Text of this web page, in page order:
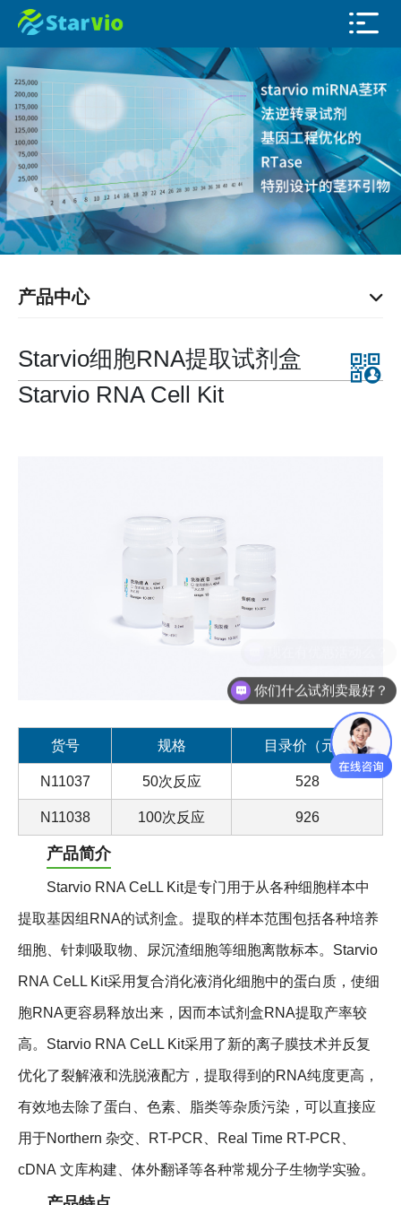
产品中心
Starvio细胞RNA提取试剂盒
Starvio RNA Cell Kit
货号 规格 目录价（元）
N11037 50次反应 528
N11038 100次反应 926
产品简介
Starvio RNA CeLL Kit是专门用于从各种细胞样本中
提取基因组RNA的试剂盒。提取的样本范围包括各种培养
细胞、针刺吸取物、尿沉渣细胞等细胞离散标本。Starvio
RNA CeLL Kit采用复合消化液消化细胞中的蛋白质，使细
胞RNA更容易释放出来，因而本试剂盒RNA提取产率较
高。Starvio RNA CeLL Kit采用了新的离子膜技术并反复
优化了裂解液和洗脱液配方，提取得到的RNA纯度更高，
有效地去除了蛋白、色素、脂类等杂质污染，可以直接应
用于Northern 杂交、RT-PCR、Real Time RT-PCR、
cDNA 文库构建、体外翻译等各种常规分子生物学实验。
你们什么试剂卖最好？